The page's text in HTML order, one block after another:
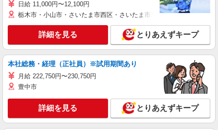
日給 11,000円〜12,100円
栃木市・小山市・さいたま市西区・さいたま市岩槻区・久喜市・蓮田
詳細を見る とりあえずキープ
本社総務・経理（正社員）※試用期間あり
月給 222,750円〜230,750円
豊中市
詳細を見る とりあえずキープ